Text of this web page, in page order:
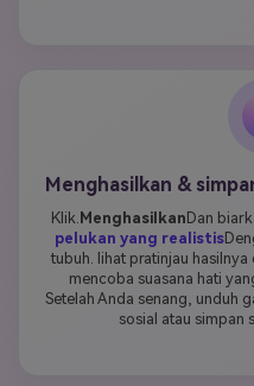
Menghasilkan &
Klik. Menghasilkan Dan
pelukan yang realistis
tubuh. lihat pratinjau
mencoba suasana hati
Setelah Anda senang, unduh
sosial atau simpan